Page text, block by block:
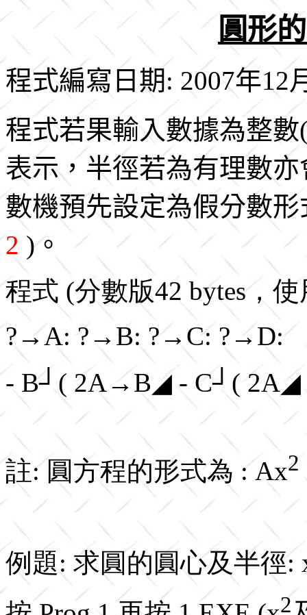
圓形
程式編寫日期: 2007年12
程式若果輸入數據為整
表示，半徑若為有理數
數機預先設定為假分數
2 )。
程式 (分數版42 bytes，
?→A: ?→B: ?→C: ?→D:
- B┘( 2A→B◢ - C┘( 2A◢
註: 圓方程的形式為 : Ax2
例題: 求圓的圓心及半徑:
2